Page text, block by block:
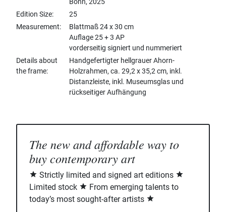
Bonn, 2025
Edition Size
25
Measurement
Blattmaß 24 x 30 cm
Auflage 25 + 3 AP
vorderseitig signiert und nummeriert
Details about
the frame
Handgefertigter hellgrauer Ahorn-
Holzrahmen, ca. 29,2 x 35,2 cm, inkl.
Distanzleiste, inkl. Museumsglas und
rückseitiger Aufhängung
The new and affordable way to
buy contemporary art
Strictly limited and signed art editions
Limited stock
From emerging talents to
today’s most sought-after artists